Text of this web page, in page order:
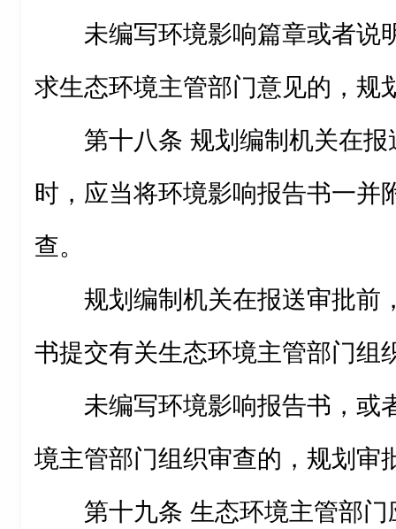
未编写环境影响篇章或者说
求生态环境主管部门意见的，规
第十八条 规划编制机关在
时，应当将环境影响报告书一并
查。
规划编制机关在报送审批前
书提交有关生态环境主管部门组
未编写环境影响报告书，或
境主管部门组织审查的，规划审
第十九条 生态环境主管部